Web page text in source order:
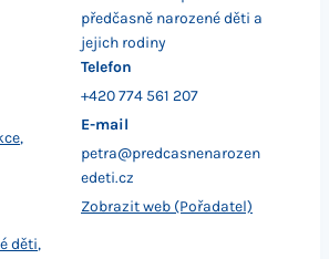
,
děti,
předčasně narozené děti a
jejich rodiny
Telefon
+420 774 561 207
E-mail
petra@predcasnenarozen
edeti.cz
Zobrazit web (Pořadatel)